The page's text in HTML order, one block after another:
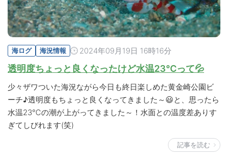
海ログ 海況情報 2024年09月19日 16時16分
透明度ちょっと良くなったけど水温23℃って💦
少々ザワついた海況ながら今日も終日楽しめた黄金崎公園ビ
ーチ♪透明度もちょっと良くなってきました～😃と、思ったら
水温23℃の潮が上がってきました～！水面との温度差ありす
ぎてしびれます(笑)
記事を読む